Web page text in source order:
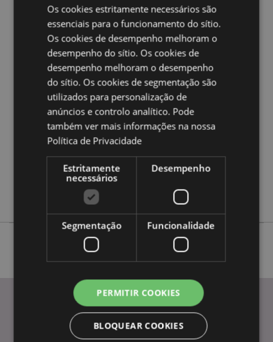
Quer saber mais acerca de comprar na Puckator?
a nossaGuia de informação para o cliente.
Caracteristicas do Produto
Informação
Altura 8cm Largura 20cm Profundidade 7cm
5055071784033
72
0.074000
Sim
Não
Unicórnios
INFORMAÇÃO
Os cookies estritamente necessários são
essenciais para o funcionamento do sítio.
Os cookies de desempenho melhoram o
desempenho do sítio. Os cookies de
desempenho melhoram o desempenho
do sítio. Os cookies de segmentação são
utilizados para personalização de
anúncios e controlo analítico. Pode
também ver mais informações na nossa
Política de Privacidade
Estritamente
necessários
Desempenho
Segmentação Funcionalidade
PERMITIR COOKIES
BLOQUEAR COOKIES